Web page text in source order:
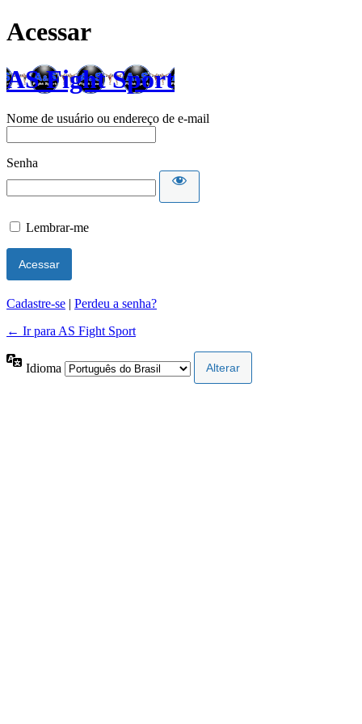
Acessar
AS Fight Sport
Nome de usuário ou endereço de e-mail
Senha
Lembrar-me
Cadastre-se | Perdeu a senha?
← Ir para AS Fight Sport
Idioma